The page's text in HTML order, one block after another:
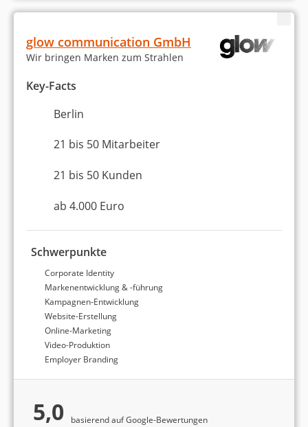
Werbeagenturen in Berlin basiert auf
Informationen dazu finden Sie in unserer
Top 3 Werbeagenturen in
Berlin
Platz 1 in Berlin 9,37 von 10
Netzbekannt GmbH: SEO &
Online-Marketing
Berlin
glow communication GmbH
Wir bringen Marken zum Strahlen
Key-Facts
Berlin
21 bis 50 Mitarbeiter
21 bis 50 Kunden
ab 4.000 Euro
Schwerpunkte
Corporate Identity
Markenentwicklung & -führung
Kampagnen-Entwicklung
Website-Erstellung
Online-Marketing
Video-Produktion
Employer Branding
5,0 basierend auf Google-Bewertungen